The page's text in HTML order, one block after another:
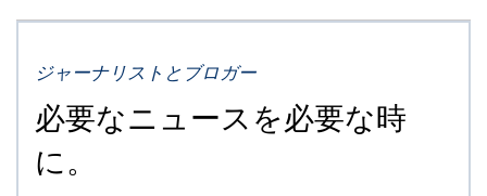
ジャーナリストとブロガー
必要なニュースを必要な時
に。